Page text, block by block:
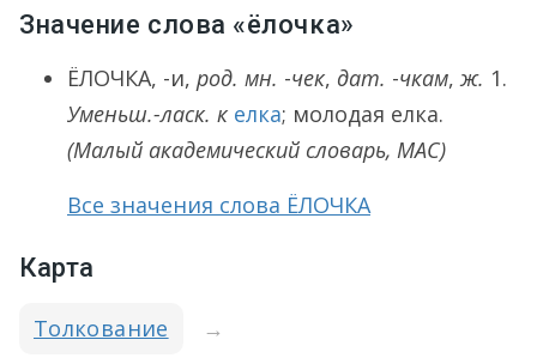
Значение слова «ёлочка»
ЁЛОЧКА, -и, род. мн. -чек, дат. -чкам,ж. 1.
Уменьш.-ласк. к елка; молодая елка.
(Малый академический словарь, МАС)
Все значения слова ЁЛОЧКА
Карта
Толкование →